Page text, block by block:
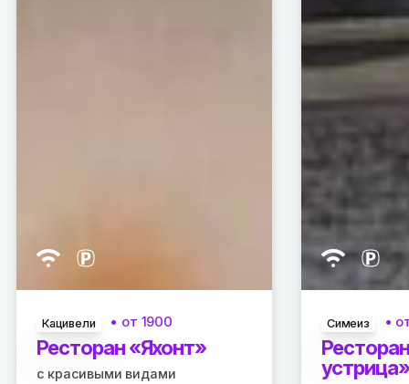
Кацивели • от 1900
Ресторан «Яхонт»
с красивыми видами
Симеиз •
устрица»